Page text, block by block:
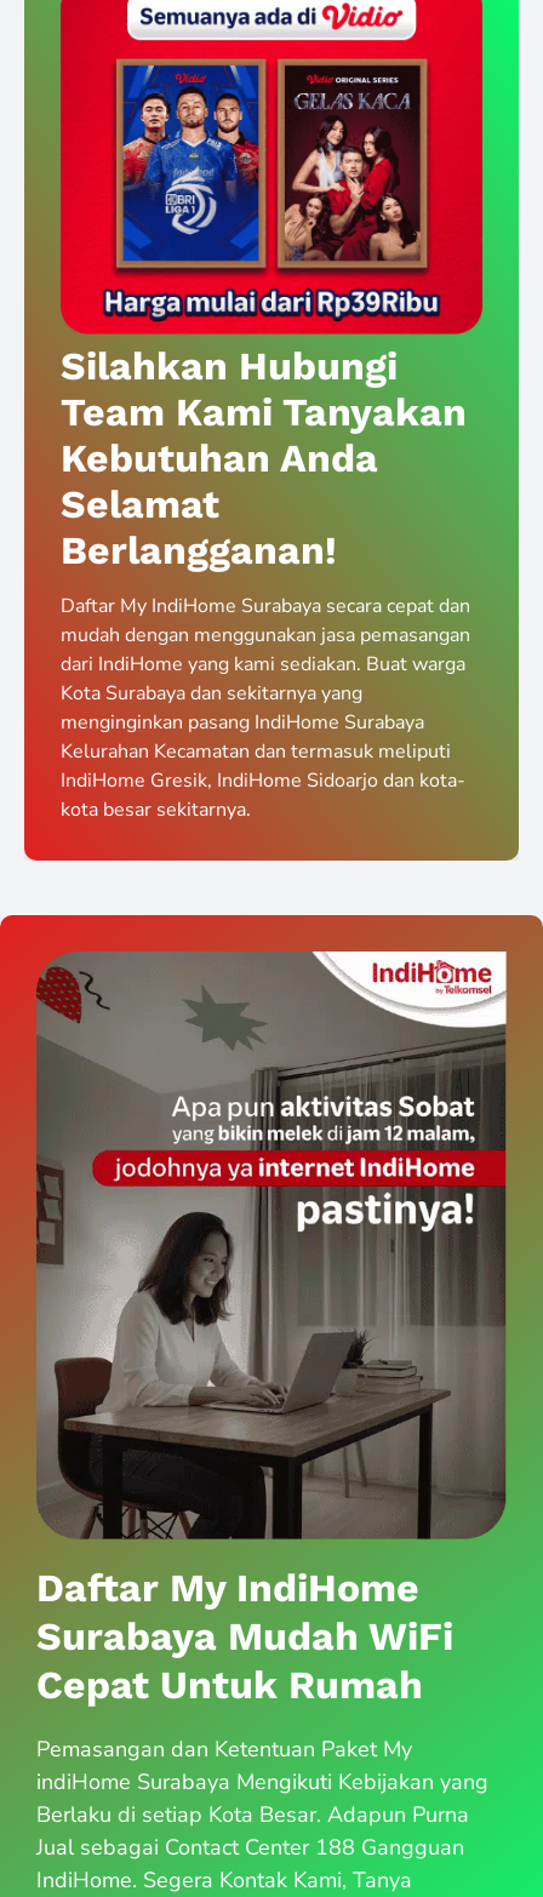
Silahkan Hubungi
Team Kami Tanyakan
Kebutuhan Anda
Selamat
Berlangganan!
Daftar My IndiHome Surabaya secara cepat dan
mudah dengan menggunakan jasa pemasangan
dari IndiHome yang kami sediakan. Buat warga
Kota Surabaya dan sekitarnya yang
menginginkan pasang IndiHome Surabaya
Kelurahan Kecamatan dan termasuk meliputi
IndiHome Gresik, IndiHome Sidoarjo dan kota-
kota besar sekitarnya.
Daftar My IndiHome
Surabaya Mudah WiFi
Cepat Untuk Rumah
Pemasangan dan Ketentuan Paket My
indiHome Surabaya Mengikuti Kebijakan yang
Berlaku di setiap Kota Besar. Adapun Purna
Jual sebagai Contact Center 188 Gangguan
IndiHome. Segera Kontak Kami, Tanya